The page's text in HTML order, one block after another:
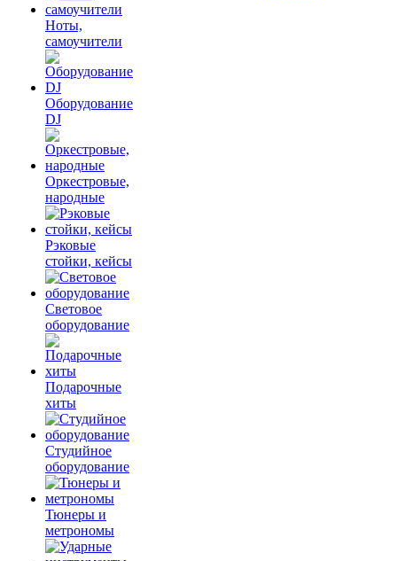
Ноты,
самоучители
Оборудование
DJ
Оркестровые,
народные
Рэковые
стойки, кейсы
Световое
оборудование
Подарочные
хиты
Студийное
оборудование
Тюнеры и
метрономы